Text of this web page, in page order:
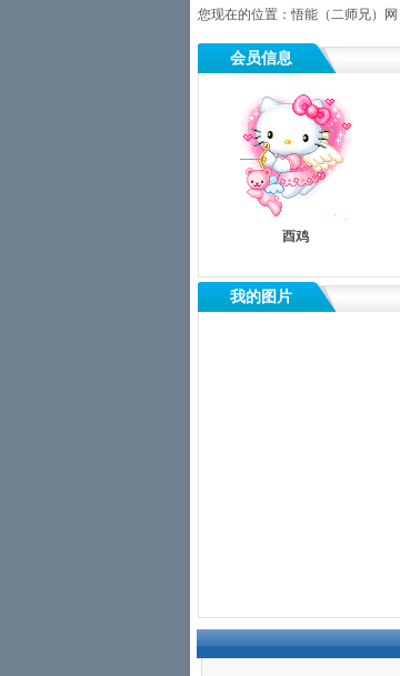
您现在的位置：悟能（二师兄）网
会员信息
酉鸡
我的图片